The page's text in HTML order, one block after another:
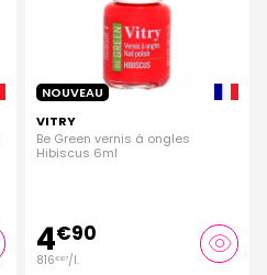
NOUVEAU
VITRY
Be Green vernis à ongles
Hibiscus 6ml
4€90
816€67/l.